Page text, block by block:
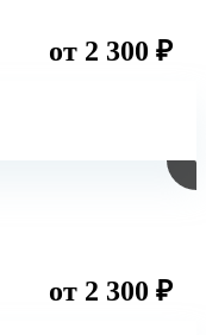
от 2 300 ₽
от 2 300 ₽